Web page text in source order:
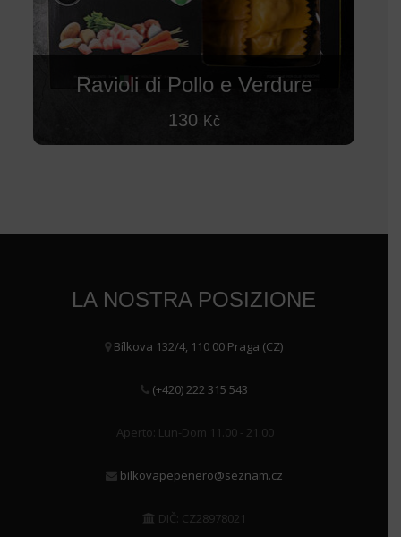
Ravioli di Pollo e Verdure
130 Kč
LA NOSTRA POSIZIONE
Bílkova 132/4, 110 00 Praga (CZ)
(+420) 222 315 543
Aperto: Lun-Dom 11.00 - 21.00
bilkovapepenero@seznam.cz
DIČ: CZ28978021